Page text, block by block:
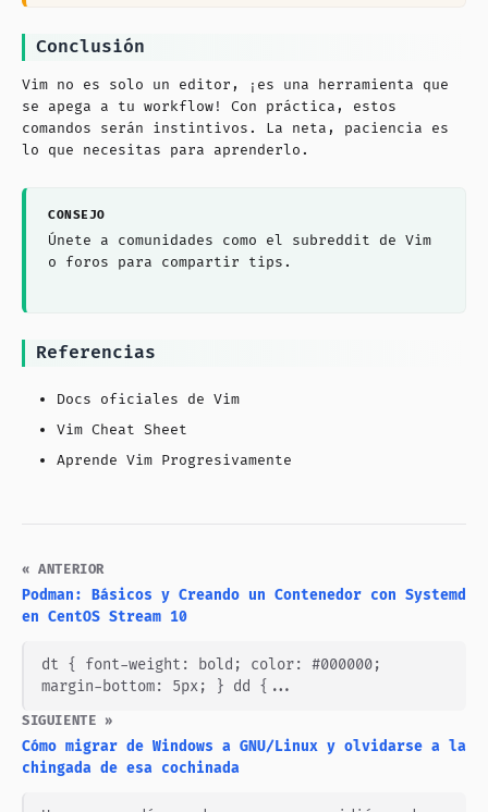
Conclusión
Vim no es solo un editor, ¡es una herramienta que
se apega a tu workflow! Con práctica, estos
comandos serán instintivos. La neta, paciencia es
lo que necesitas para aprenderlo.
Únete a comunidades como el subreddit de Vim
o foros para compartir tips.
Referencias
Docs oficiales de Vim
Vim Cheat Sheet
Aprende Vim Progresivamente
« ANTERIOR
Podman: Básicos y Creando un Contenedor con Systemd
en CentOS Stream 10
dt { font-weight: bold; color: #000000;
margin-bottom: 5px; } dd {...
SIGUIENTE »
Cómo migrar de Windows a GNU/Linux y olvidarse a la
chingada de esa cochinada